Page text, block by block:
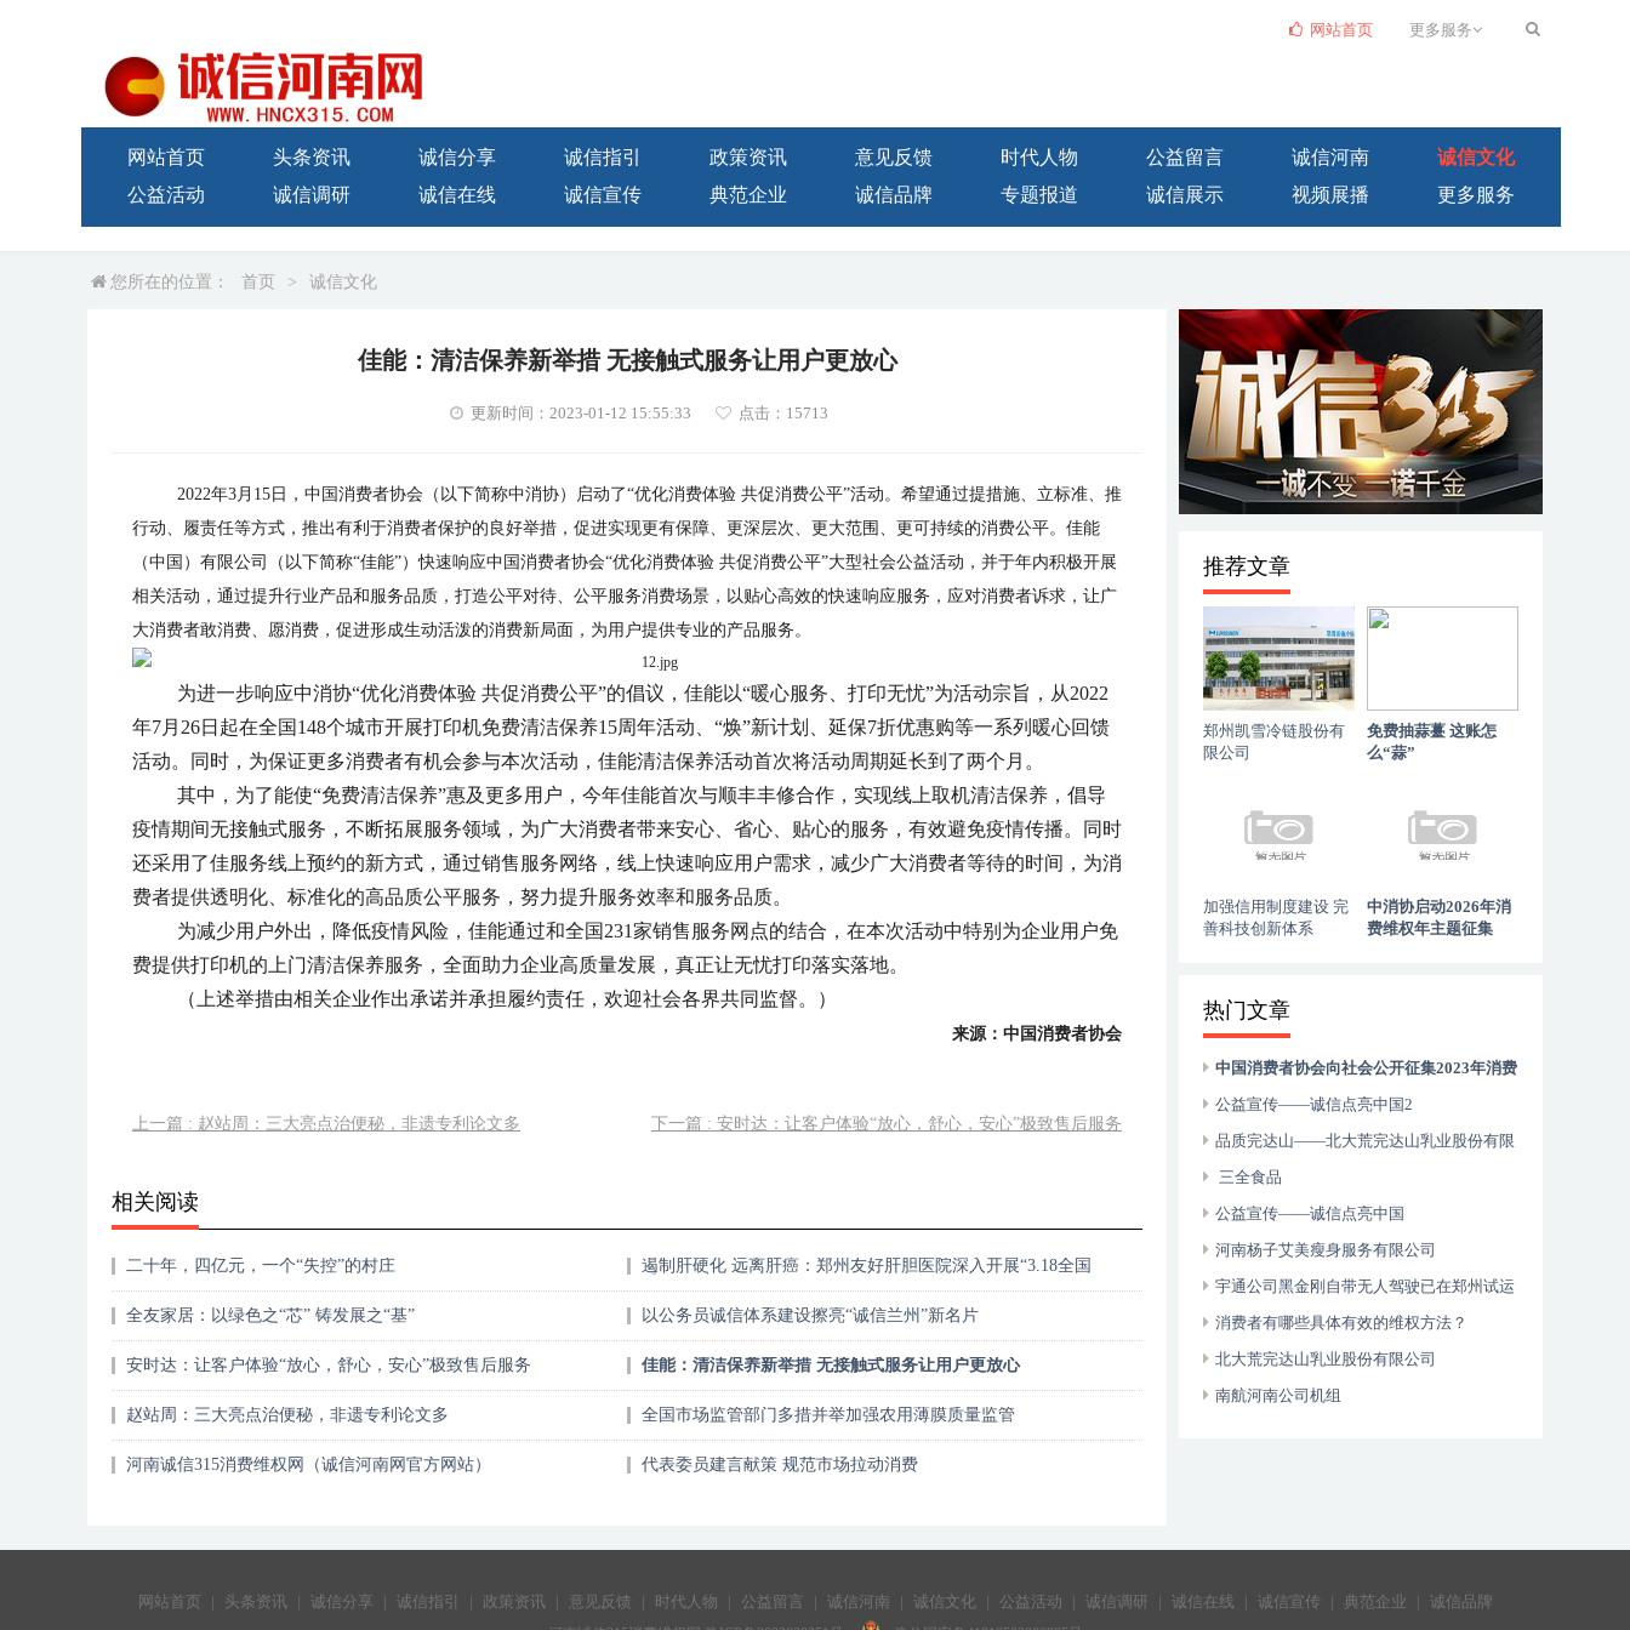
网站首页 头条资讯 诚信分享 诚信指引 政策资讯 意见反馈 时代人物 公益留言 诚信河南
诚信文化
公益活动
诚信调研 诚信在线 诚信宣传 典范企业 诚信品牌 专题报道 诚信展示 视频展播 更多服务
网站首页 更多服务
您所在的位置： 首页 > 诚信文化
佳能：清洁保养新举措 无接触式服务让用户更放心
更新时间：2023-01-12 15:55:33 点击： 15713
2022年3月15日，中国消费者协会（以下简称中消协）启动了“优化消费体验 共促消费公平”活动。希望通过提措施、立标准、推
行动、履责任等方式，推出有利于消费者保护的良好举措，促进实现更有保障、更深层次、更大范围、更可持续的消费公平。佳能
（中国）有限公司（以下简称“佳能”）快速响应中国消费者协会“优化消费体验 共促消费公平”大型社会公益活动，并于年内积极开展
相关活动，通过提升行业产品和服务品质，打造公平对待、公平服务消费场景，以贴心高效的快速响应服务，应对消费者诉求，让广
大消费者敢消费、愿消费，促进形成生动活泼的消费新局面，为用户提供专业的产品服务。
为进一步响应中消协“优化消费体验 共促消费公平”的倡议，佳能以“暖心服务、打印无忧”为活动宗旨，从2022
年7月26日起在全国148个城市开展打印机免费清洁保养15周年活动、“焕”新计划、延保7折优惠购等一系列暖心回馈
活动。同时，为保证更多消费者有机会参与本次活动，佳能清洁保养活动首次将活动周期延长到了两个月。
其中，为了能使“免费清洁保养”惠及更多用户，今年佳能首次与顺丰丰修合作，实现线上取机清洁保养，倡导
疫情期间无接触式服务，不断拓展服务领域，为广大消费者带来安心、省心、贴心的服务，有效避免疫情传播。同时
还采用了佳服务线上预约的新方式，通过销售服务网络，线上快速响应用户需求，减少广大消费者等待的时间，为消
费者提供透明化、标准化的高品质公平服务，努力提升服务效率和服务品质。
为减少用户外出，降低疫情风险，佳能通过和全国231家销售服务网点的结合，在本次活动中特别为企业用户免
费提供打印机的上门清洁保养服务，全面助力企业高质量发展，真正让无忧打印落实落地。
（上述举措由相关企业作出承诺并承担履约责任，欢迎社会各界共同监督。）
来源：中国消费者协会
上一篇 : 赵站周：三大亮点治便秘，非遗专利论文多 下一篇 : 安时达：让客户体验“放心，舒心，安心”极致售后服务
相关阅读
二十年，四亿元，一个“失控”的村庄
遏制肝硬化 远离肝癌：郑州友好肝胆医院深入开展“3.18全国
全友家居：以绿色之“芯” 铸发展之“基”
以公务员诚信体系建设擦亮“诚信兰州”新名片
安时达：让客户体验“放心，舒心，安心”极致售后服务 佳能：清洁保养新举措 无接触式服务让用户更放心
赵站周：三大亮点治便秘，非遗专利论文多 全国市场监管部门多措并举加强农用薄膜质量监管
河南诚信315消费维权网（诚信河南网官方网站） 代表委员建言献策 规范市场拉动消费
推荐文章
郑州凯雪冷链股份有
限公司
免费抽蒜薹 这账怎
么“蒜”
加强信用制度建设 完
善科技创新体系
中消协启动2026年消
费维权年主题征集
热门文章
中国消费者协会向社会公开征集2023年消费
维权年主题
公益宣传——诚信点亮中国2
品质完达山——北大荒完达山乳业股份有限
公司三全食品
公益宣传——诚信点亮中国
河南杨子艾美瘦身服务有限公司
宇通公司黑金刚自带无人驾驶已在郑州试运
营消费者有哪些具体有效的维权方法？
北大荒完达山乳业股份有限公司
南航河南公司机组
网站首页 | 头条资讯 | 诚信分享 | 诚信指引 | 政策资讯 | 意见反馈 | 时代人物 | 公益留言 | 诚信河南 | 诚信文化 | 公益活动 | 诚信调研 | 诚信在线 | 诚信宣传 | 典范企业 | 诚信品牌